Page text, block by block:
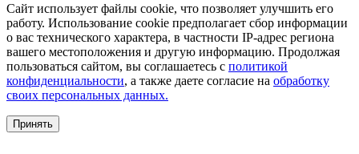
Сайт использует файлы cookie, что позволяет улучшить его
работу. Использование cookie предполагает сбор информации
о вас технического характера, в частности IP-адрес региона
вашего местоположения и другую информацию. Продолжая
пользоваться сайтом, вы соглашаетесь с политикой
конфиденциальности, а также даете согласие на обработку
своих персональных данных.
Принять